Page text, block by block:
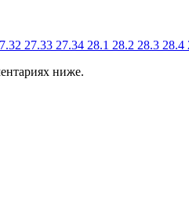
27.33 27.34 28.1 28.2 28.3 28.4
ниже.